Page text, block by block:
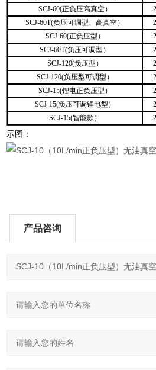
SCJ-60(正负压高真空）
SCJ-60T(负压可调型、高真空）
SCJ-60(正负压型）
SCJ-60T(负压可调型）
SCJ-120(负压型）
SCJ-120(负压型可调型）
SCJ-15(锂电正负压型）
SCJ-15(负压可调锂电型）
SCJ-15(智能款）
示图：
产品咨询